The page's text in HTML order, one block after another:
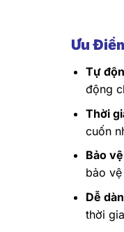
Ưu
Tự
động
Thời
cuốn
Bảo
bảo
Dễ
thời